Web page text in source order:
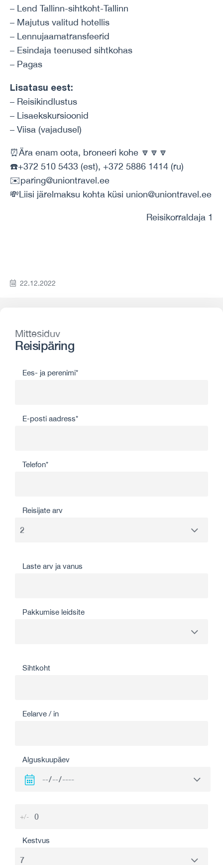
– Lend Tallinn-sihtkoht-Tallinn
– Majutus valitud hotellis
– Lennujaamatransfeerid
– Esindaja teenused sihtkohas
– Pagas
Lisatasu eest:
– Reisikindlustus
– Lisaekskursioonid
– Viisa (vajadusel)
⏰Ära enam oota, broneeri kohe 🔽🔽🔽
☎️+372 510 5433 (est), +372 5886 1414 (ru)
✉️paring@uniontravel.ee
💸Liisi järelmaksu kohta küsi union@uniontravel.ee
Reisikorraldaja 1
22.12.2022
Mittesiduv
Reisipäring
Ees- ja perenimi*
E-posti aadress*
Telefon*
Reisijate arv
Laste arv ja vanus
Pakkumise leidsite
Sihtkoht
Eelarve / in
Alguskuupäev
+/-
Kestvus